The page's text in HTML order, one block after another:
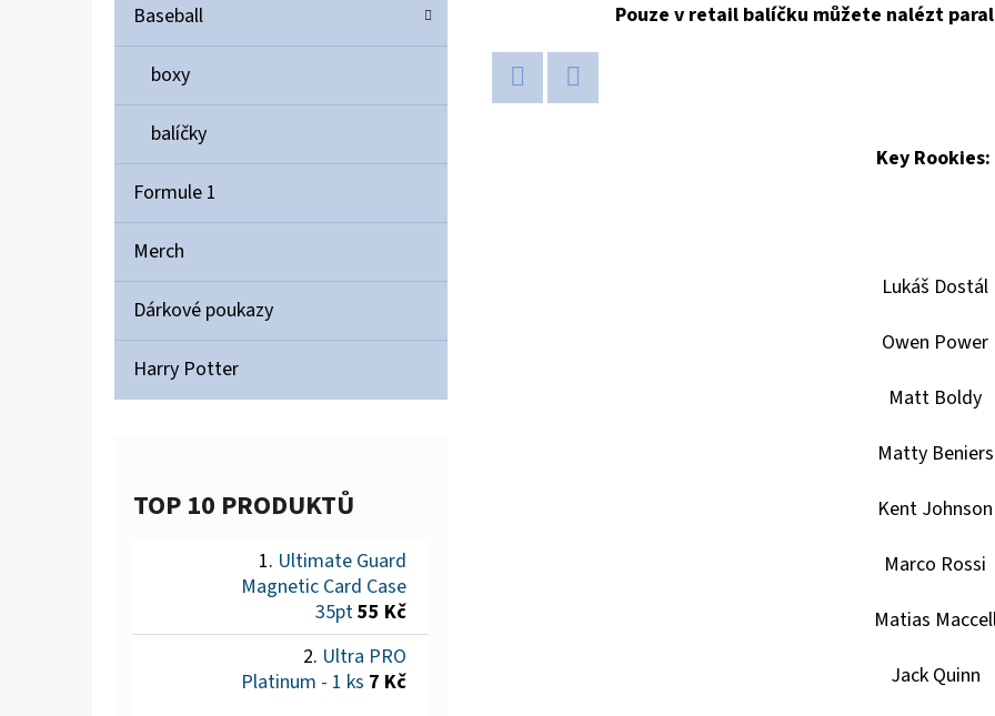
Baseball
boxy
balíčky
Formule 1
Merch
Dárkové poukazy
Harry Potter
TOP 10 PRODUKTŮ
Ultimate Guard
Magnetic Card Case
35pt55 Kč
Ultra PRO
Platinum - 1 ks 7 Kč
0,0
z
Pouze v retail balíčku můžete nalézt
Key Rookies:
Lukáš Dostál
Owen Power
Matt Boldy
Matty Beniers
Kent Johnson
Marco Rossi
Matias
Jack Quinn